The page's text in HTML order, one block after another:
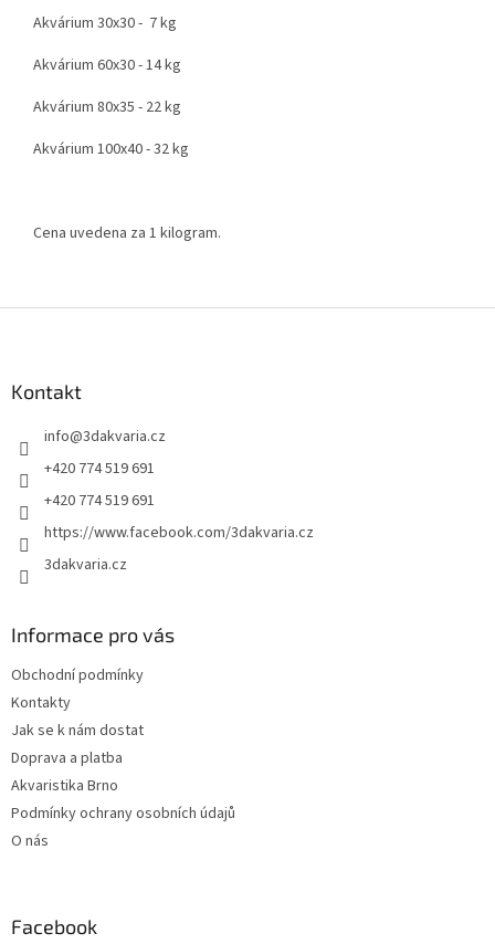
Akvárium 30x30 - 7 kg
Akvárium 60x30 - 14 kg
Akvárium 80x35 - 22 kg
Akvárium 100x40 - 32 kg
Cena uvedena za 1 kilogram.
Kontakt
info@3dakvaria.cz
+420 774 519 691
+420 774 519 691
https://www.facebook.com/3dakvaria.cz
3dakvaria.cz
Informace pro vás
Obchodní podmínky
Kontakty
Jak se k nám dostat
Doprava a platba
Akvaristika Brno
Podmínky ochrany osobních údajů
O nás
Facebook